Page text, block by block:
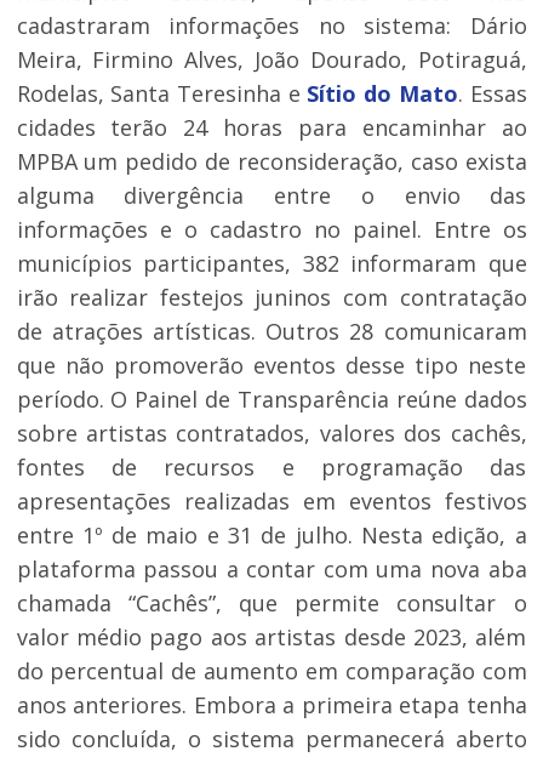
cadastraram informações no sistema: Dário
Meira, Firmino Alves, João Dourado, Potiraguá,
Rodelas, Santa Teresinha e Sítio do Mato. Essas
cidades terão 24 horas para encaminhar ao
MPBA um pedido de reconsideração, caso exista
alguma divergência entre o envio das
informações e o cadastro no painel. Entre os
municípios participantes, 382 informaram que
irão realizar festejos juninos com contratação
de atrações artísticas. Outros 28 comunicaram
que não promoverão eventos desse tipo neste
período. O Painel de Transparência reúne dados
sobre artistas contratados, valores dos cachês,
fontes de recursos e programação das
apresentações realizadas em eventos festivos
entre 1º de maio e 31 de julho. Nesta edição, a
plataforma passou a contar com uma nova aba
chamada “Cachês”, que permite consultar o
valor médio pago aos artistas desde 2023, além
do percentual de aumento em comparação com
anos anteriores. Embora a primeira etapa tenha
sido concluída, o sistema permanecerá aberto